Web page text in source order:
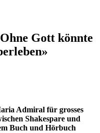
Gott könnte
Admiral für grosses
Shakespare und
Buch und Hörbuch